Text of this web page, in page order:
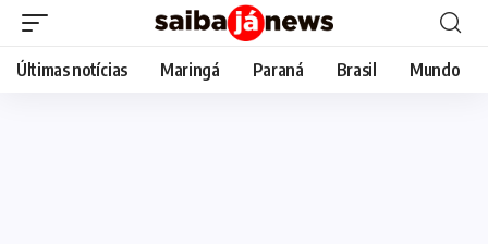
Últimas notícias Maringá Paraná Brasil Mundo